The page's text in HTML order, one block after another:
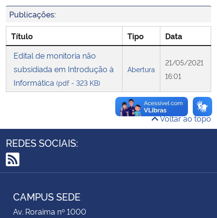
Ministério da Ciência, Tecnologia, Inovações e Comunicações
Ministério do Turismo
Ministério do Desenvolvimento Regional
Secretaria-Geral
Gabinete de Segurança Institucional
Publicações:
Título Tipo
Data
Edital de monitoria não
subsidiada em Introdução à
Informática (pdf - 323 KB)
Abertura
21/05/2021
16:01
Voltar ao topo
REDES SOCIAIS:
RSS
CAMPUS SEDE
Av. Roraima nº 1000